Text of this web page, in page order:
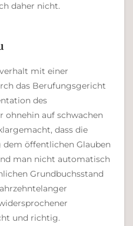
daher nicht.
mit einer
das Berufungsgericht
des
ohnehin auf schwachen
dass die
dem öffentlichen Glauben
man nicht automatisch
Grundbuchsstand
und richtig.